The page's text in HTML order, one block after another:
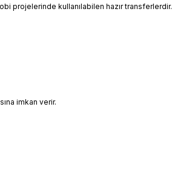
projelerinde kullanılabilen hazır transferlerdir.
imkan verir.